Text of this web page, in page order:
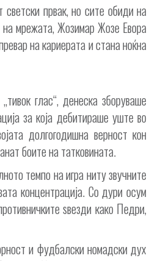
првак, но сите обиди на
на мрежата, Жозимар Жозе Евора
на кариерата и стана ноќна
глас“, денеска зборуваше
за која дебитираше уште во
долгогодишна верност кон
боите на татковината.
темпо на игра ниту звучните
концентрација. Со дури осум
ѕвезди како Педри,
и фудбалски номадски дух